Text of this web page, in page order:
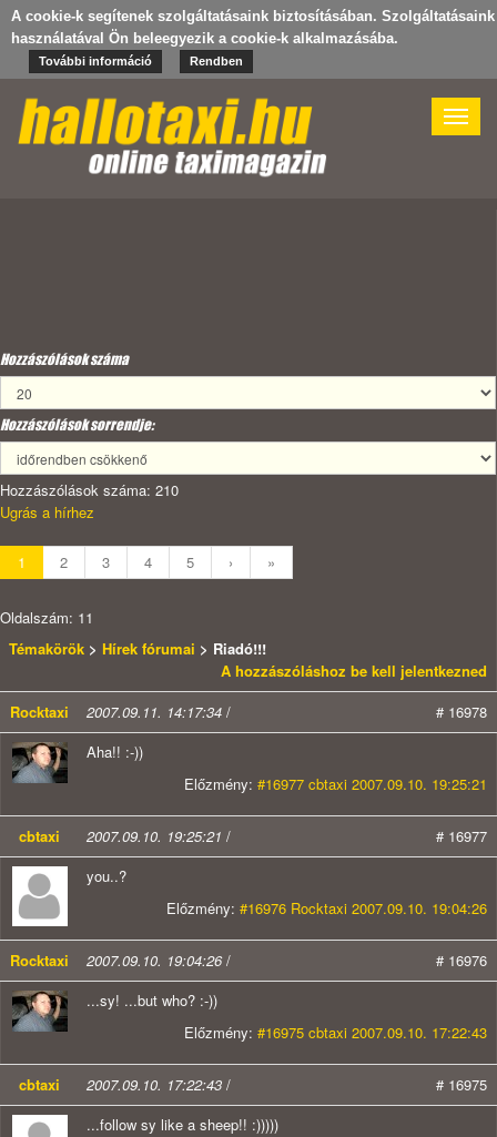
A cookie-k segítenek szolgáltatásaink biztosításában. Szolgáltatásaink
használatával Ön beleegyezik a cookie-k alkalmazásába.
További információ Rendben
Toggle
Hozzászólások száma
Hozzászólások sorrendje:
Hozzászólások száma: 210
Ugrás a hírhez
1 2 3 4 5 › »
Oldalszám: 11
Témakörök > Hírek fórumai > Riadó!!!
A hozzászóláshoz be kell jelentkezned
Rocktaxi
2007.09.11. 14:17:34 /
# 16978
Aha!! :-))
Előzmény: #16977 cbtaxi 2007.09.10. 19:25:21
cbtaxi 2007.09.10. 19:25:21 /
# 16977
you..?
Előzmény: #16976 Rocktaxi 2007.09.10. 19:04:26
Rocktaxi 2007.09.10. 19:04:26/
# 16976
...sy! ...but who? :-))
Előzmény: #16975 cbtaxi 2007.09.10. 17:22:43
cbtaxi 2007.09.10. 17:22:43 /
# 16975
...follow sy like a sheep!! :)))))